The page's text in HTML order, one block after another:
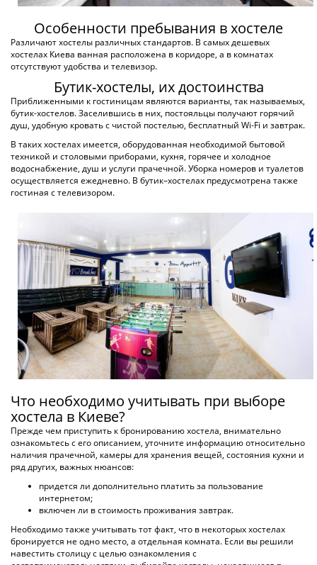
Киев, Шовкуненко
4 км. до центра города
от 250 грн ПОДРОБНЕЕ
ХОСТЕЛ АЖУР
по 4 оценкам
Киев, Антона Цедика
6 км. до центра города
ХОСТЕЛ AMELY
по 5 оценкам
Киев, Дмитровская
2 км. до центра города
от 250 грн ПОДРОБНЕЕ
Киев, Здолбуновская
8 км. до центра города
от 250 грн ПОДРОБНЕЕ
ХОСТЕЛ SUN CITY HOSTEL 3